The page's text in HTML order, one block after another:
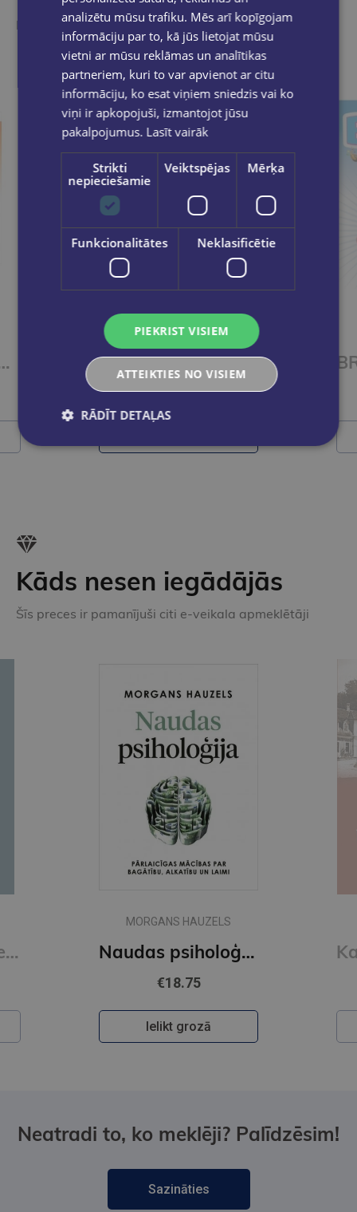
Ieskaties, varbūt noder
4 Workbook BRIGHTER IDEAS 3 Workbook
€11.55
Kāds nesen iegādājās
Šīs preces ir pamanījuši citi e-veikala apmeklētāji
Read People Like a Book : How to Analyze, Understand, and Predict People's Emotions, Thoughts, Inten
MORGANS HAUZELS
Naudas psiholoģija
€18.75
Ielikt grozā
Neatradi to, ko meklēji? Palīdzēsim!
Sazināties
analizētu mūsu trafiku. Mēs arī kopīgojam
informāciju par to, kā jūs lietojat mūsu
vietni ar mūsu reklāmas un analītikas
partneriem, kuri to var apvienot ar citu
informāciju, ko esat viņiem sniedzis vai ko
viņi ir apkopojuši, izmantojot jūsu
pakalpojumus. Lasīt vairāk
Strikti
nepieciešamie
Veiktspējas Mērķa
Funkcionalitātes Neklasificētie
PIEKRIST VISIEM
ATTEIKTIES NO VISIEM
RĀDĪT DETAĻAS